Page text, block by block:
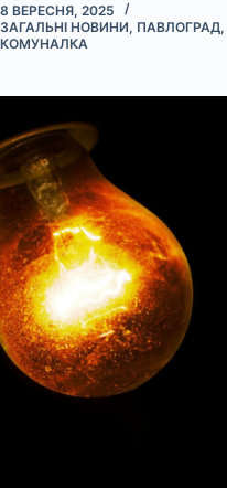
8 ВЕРЕСНЯ, 2025
ЗАГАЛЬНІ НОВИНИ, ПАВЛОГРАД,
КОМУНАЛКА